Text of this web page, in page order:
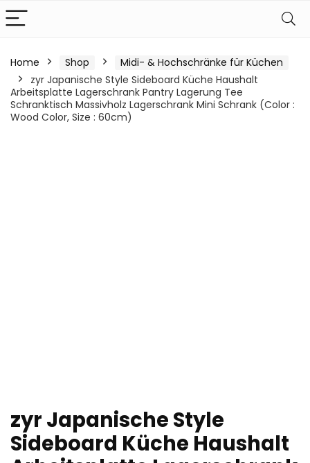
Home Shop
Midi- & Hochschränke für Küchen
zyr Japanische Style Sideboard Küche Haushalt
Arbeitsplatte Lagerschrank Pantry Lagerung Tee
Schranktisch Massivholz Lagerschrank Mini Schrank (Color :
Wood Color, Size : 60cm)
zyr Japanische Style
Sideboard Küche Haushalt